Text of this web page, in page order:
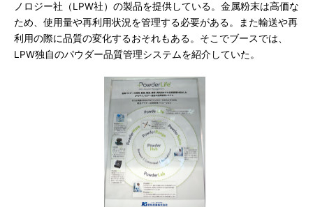
ノロジー社（LPW社）の製品を提供している。金属粉末は高価な
ため、使用量や再利用状況を管理する必要がある。また輸送や再
利用の際に品質の変化するおそれもある。そこでブースでは、
LPW独自のパウダー品質管理システムを紹介していた。